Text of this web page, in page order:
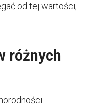
od tej wartości,
różnych